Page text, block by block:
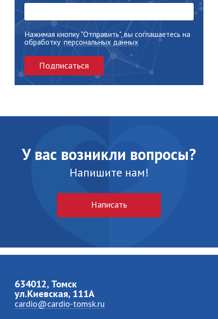
Нажимая кнопку "Отправить", вы соглашаетесь на
обработку персональных данных
Подписаться
У вас возникли вопросы?
Напишите нам!
Написать
634012, Томск
ул.Киевская, 111A
cardio@cardio-tomsk.ru